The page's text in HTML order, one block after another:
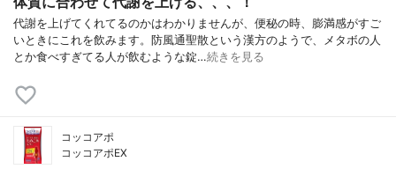
代謝を上げてくれてるのかはわかりませんが、便秘の時、膨満感がすご
いときにこれを飲みます。防風通聖散という漢方のようで、メタボの人
とか食べすぎてる人が飲むような錠…続きを見る
コッコアポ
コッコアポEX